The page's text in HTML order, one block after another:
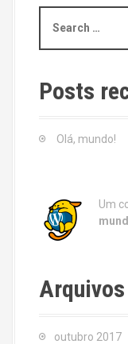
a
c
h
Posts
Olá, mundo!
Um
Arquivos
outubro 2017